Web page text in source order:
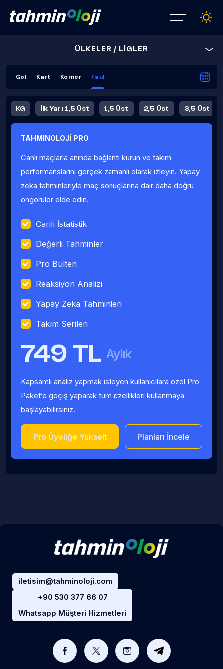
ÜLKELER / LİGLER
Gol Kart Korner Faul
KG İlk Yarı 1,5 Üst 1,5 Üst 2,5 Üst 3,5 Üst
Fauller Ortalama
TAHMINOLOJİ PRO
Canlı maçlarla anında bağlantı kurun ve takım
performanslarını gerçek zamanlı olarak izleyin. Yapay
zeka tahminleriyle maç sonuçlarına dair daha doğru
öngörüler elde edin.
Canlı İstatistik
Değerli Tahminler
Pro Bülten
Reaksiyon Analizi
Yapay Zeka Tahminleri
Takım Serileri
749 TL Aylık
Kapsamlı analiz yapmak isteyen kullanıcılara özel Pro
Paket’e geçiş yaparak tüm özellikleri kullanmaya
başlayabilirsiniz.
Pro Üyeliğe Yükselt Planları İncele
iletisim@tahminoloji.com
+90 530 377 66 07
Whatsapp Müşteri Hizmetleri